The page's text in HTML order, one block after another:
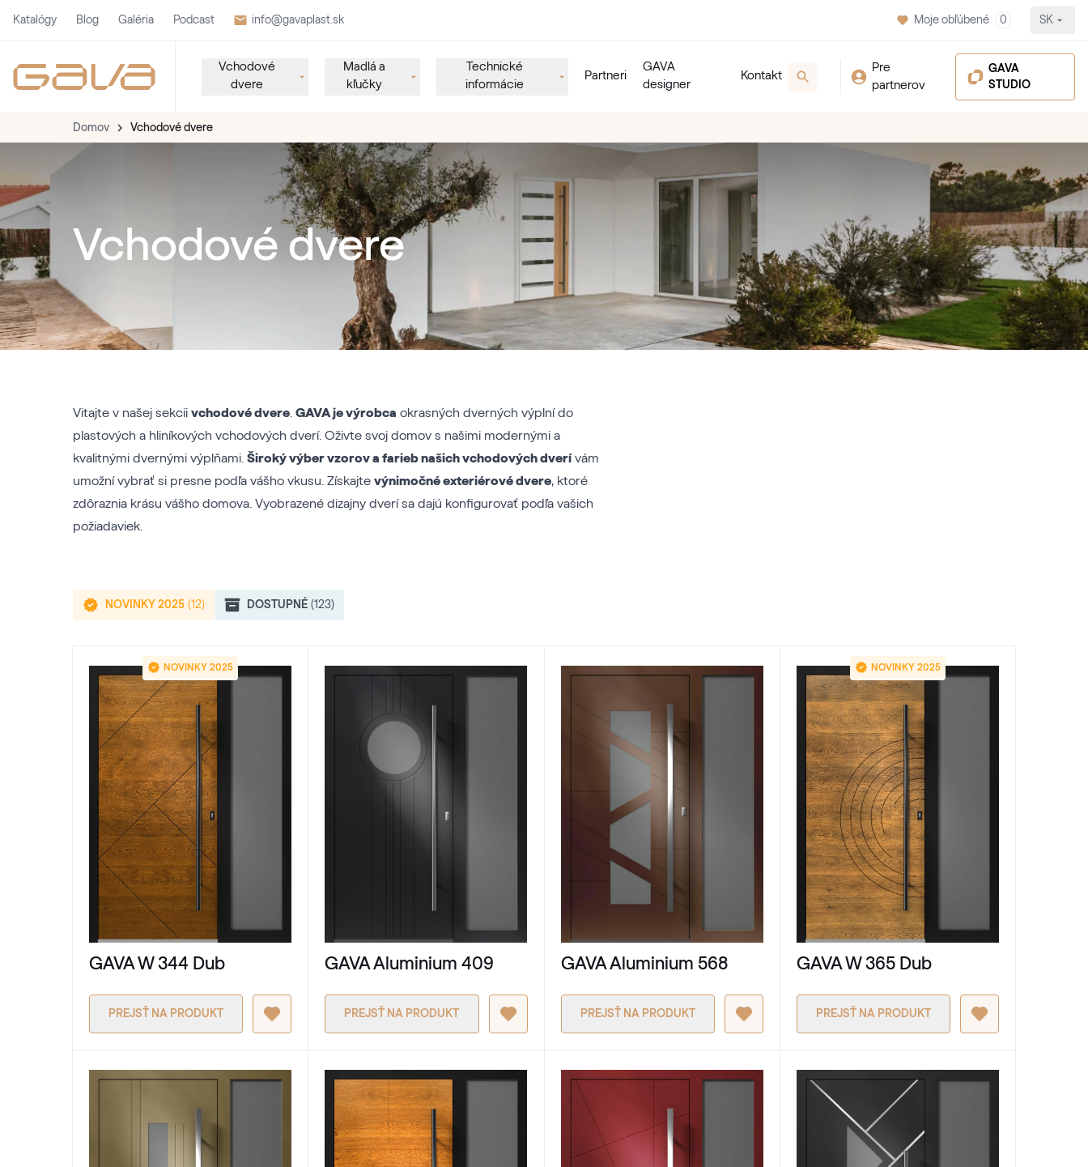
Katalógy Blog Galéria Podcast info@gavaplast.sk Moje obľúbené 0 SK
Vchodové
dvere
Madlá a
kľučky
Technické
informácie
Partneri
GAVA
designer
Kontakt
Pre
partnerov
GAVA
STUDIO
Domov Vchodové dvere
Vchodové dvere
Vitajte v našej sekcii vchodové dvere GAVA je výrobca okrasných dverných výplní do
plastových a hliníkových vchodových dverí. Oživte svoj domov s našimi modernými a
kvalitnými dvernými výplňami. Široký výber vzorov a farieb našich vchodových dverívám
umožní vybrať si presne podľa vášho vkusu. Získajte výnimočné exteriérové dvere, ktoré
zdôraznia krásu vášho domova. Vyobrazené dizajny dverí sa dajú konfigurovať podľa vašich
požiadaviek.
NOVINKY 2025 (12) DOSTUPNÉ (123)
NOVINKY 2025
GAVA W 344 Dub
PREJSŤ NA PRODUKT
GAVA Aluminium 409
PREJSŤ NA PRODUKT
GAVA Aluminium 568
PREJSŤ NA PRODUKT
NOVINKY 2025
GAVA W 365 Dub
PREJSŤ NA PRODUKT